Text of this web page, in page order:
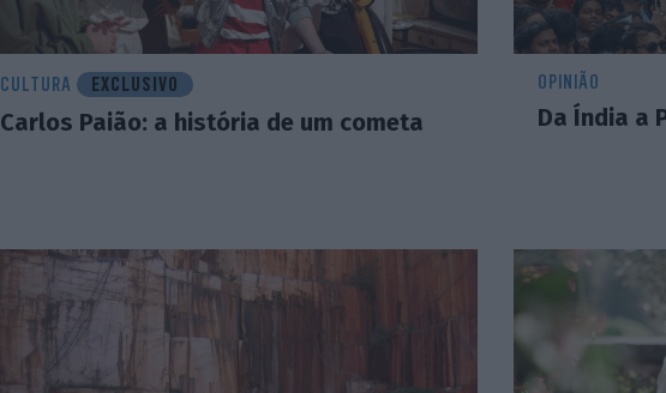
CULTURA EXCLUSIVO
Carlos Paião: a história de um cometa
OPINIÃO
Da Índia a